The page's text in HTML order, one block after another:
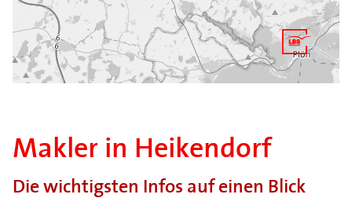
Makler in Heikendorf
Die wichtigsten Infos auf einen Blick